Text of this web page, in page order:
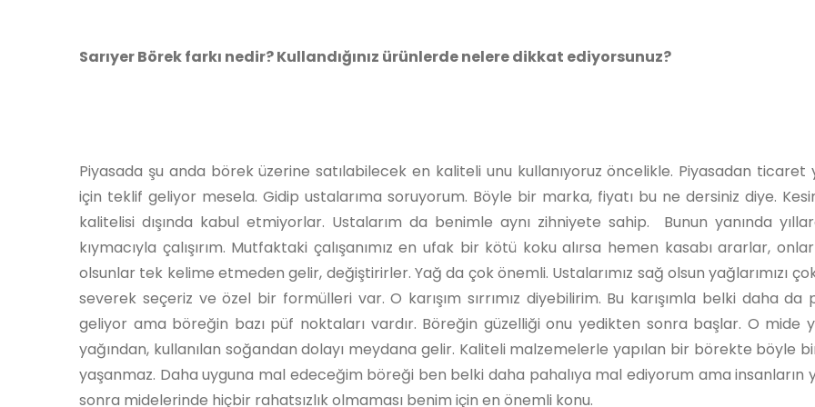
Sarıyer Börek farkı nedir? Kullandığınız ürünlerde nelere dikkat ediyorsunuz?
Piyasada şu anda börek üzerine satılabilecek en kaliteli unu kullanıyoruz öncelikle. Piyasadan ticaret
için teklif geliyor mesela. Gidip ustalarıma soruyorum. Böyle bir marka, fiyatı bu ne dersiniz diye.
kalitelisi dışında kabul etmiyorlar. Ustalarım da benimle aynı zihniyete sahip. Bunun yanında
kıymacıyla çalışırım. Mutfaktaki çalışanımız en ufak bir kötü koku alırsa hemen kasabı ararlar,
olsunlar tek kelime etmeden gelir, değiştirirler. Yağ da çok önemli. Ustalarımız sağ olsun yağlarımızı
severek seçeriz ve özel bir formülleri var. O karışım sırrımız diyebilirim. Bu karışımla belki daha da
geliyor ama böreğin bazı püf noktaları vardır. Böreğin güzelliği onu yedikten sonra başlar. O mide
yağından, kullanılan soğandan dolayı meydana gelir. Kaliteli malzemelerle yapılan bir börekte böyle
yaşanmaz. Daha uyguna mal edeceğim böreği ben belki daha pahalıya mal ediyorum ama insanların
sonra midelerinde hiçbir rahatsızlık olmaması benim için en önemli konu.